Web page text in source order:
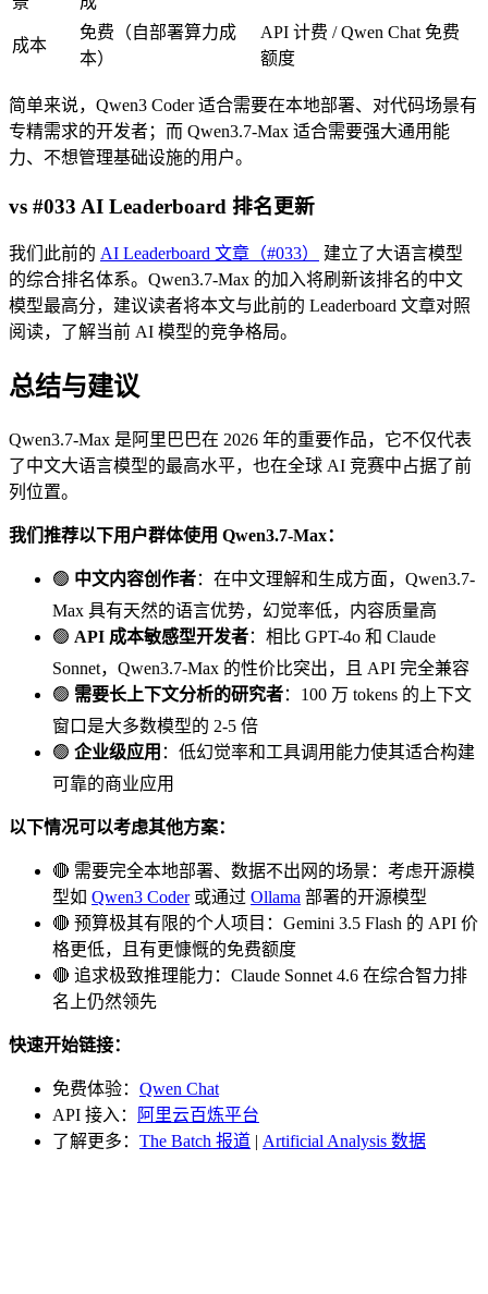
成本
免费（自部署算力成
本）
API 计费 / Qwen Chat 免费
额度
简单来说，Qwen3 Coder 适合需要在本地部署、对代码场景有
专精需求的开发者；而 Qwen3.7-Max 适合需要强大通用能
力、不想管理基础设施的用户。
vs #033 AI Leaderboard 排名更新
我们此前的 AI Leaderboard 文章（#033）
建立了大语言模型
的综合排名体系。Qwen3.7-Max 的加入将刷新该排名的中文
模型最高分，建议读者将本文与此前的 Leaderboard 文章对照
阅读，了解当前 AI 模型的竞争格局。
总结与建议
Qwen3.7-Max 是阿里巴巴在 2026 年的重要作品，它不仅代表
了中文大语言模型的最高水平，也在全球 AI 竞赛中占据了前
列位置。
我们推荐以下用户群体使用 Qwen3.7-Max：
🟢 中文内容创作者：在中文理解和生成方面，Qwen3.7-
Max 具有天然的语言优势，幻觉率低，内容质量高
🟢 API 成本敏感型开发者：相比 GPT-4o 和 Claude
Sonnet，Qwen3.7-Max 的性价比突出，且 API 完全兼容
🟢 需要长上下文分析的研究者：100 万 tokens 的上下文
窗口是大多数模型的 2-5 倍
🟢 企业级应用 ：低幻觉率和工具调用能力使其适合构建
可靠的商业应用
以下情况可以考虑其他方案：
🔴 需要完全本地部署、数据不出网的场景：考虑开源模
型如 Qwen3 Coder或通过 Ollama 部署的开源模型
🔴 预算极其有限的个人项目：Gemini 3.5 Flash 的 API 价
格更低，且有更慷慨的免费额度
🔴 追求极致推理能力：Claude Sonnet 4.6 在综合智力排
名上仍然领先
快速开始链接：
免费体验： Qwen Chat
API 接入：
阿里云百炼平台
了解更多： The Batch 报道 | Artificial Analysis 数据